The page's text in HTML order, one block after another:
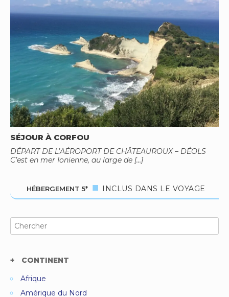
SÉJOUR À CORFOU
DÉPART DE L’AÉROPORT DE CHÂTEAUROUX – DÉOLS
C’est en mer Ionienne, au large de […]
HÉBERGEMENT 5* INCLUS DANS LE VOYAGE
Search
for:
CONTINENT
Afrique
Amérique du Nord